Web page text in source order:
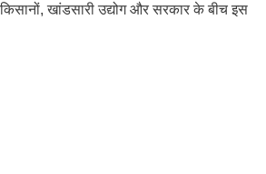
खांडसारी उद्योग और सरकार के बीच इस